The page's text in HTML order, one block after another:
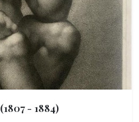
(1807 - 1884)